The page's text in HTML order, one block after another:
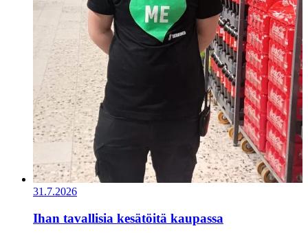
31.7.2026
Ihan tavallisia kesätöitä kaupassa